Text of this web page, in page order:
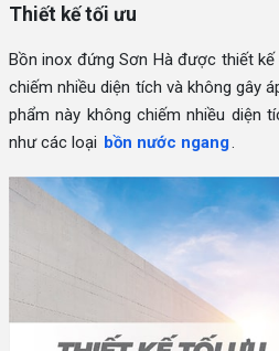
Thiết kế tối ưu
Bồn inox đứng Sơn Hà được thiết kế
chiếm nhiều diện tích và không gây
phẩm này không chiếm nhiều diện
như các loại bồn nước ngang.